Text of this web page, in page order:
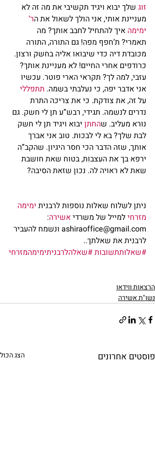
זוג שלך יבוא ויגיד תקשיבי את מה זה לא
מעניינת אותי, אני הולך לשאול את הר’
ימימה איך להתחיל לחבב אותך? מה
תאמרי? ת’חפף מפה! גם התורה, התורה
מכובדת דיה כדי שיבואו אליה בחשק ורצון.
כרודפים אחרי החיים! לא מעניינת אותך?
עזבי, למה לך? תקראי הארי פוטר. עכשיו
אני אדבר יפה, כי נעלבתי בשמה. תתפללי
על זה, את צודקת. כי את צריכה התרת
נדרים לנשמה. תגידי, רבש”ע תן לי חשק. גם
נורא מעליב. שהחתן יבוא ויגיד תן לי חשק
לבת שלך? בא לי לבכות. טוב אני אברך
אותך, שזה הדבר הכי חסר היגיון. שהקב”ה
ירפא בך את העצבות, בטוח שאת חושבת
שאת לא ראויה לה. נכון שזאת הסיבה?
ניתן לשלוח שאלות נוספות לרבנית ימימה
מזרחי למייל של משרדי אשירה:
ashiraoffice@gmail.com ונשמח להעביר
לרבנית את שאלתך..
#שאלותתשובות#שאלהלרבניתימימהמזרחי
הרצאות ווידאו
נשו"ת אשירה
פוסטים אחרונים הצג הכול